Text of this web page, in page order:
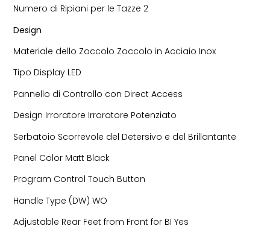
Numero di Ripiani per le Tazze 2
Design
Materiale dello Zoccolo Zoccolo in Acciaio Inox
Tipo Display LED
Pannello di Controllo con Direct Access
Design Irroratore Irroratore Potenziato
Serbatoio Scorrevole del Detersivo e del Brillantante
Panel Color Matt Black
Program Control Touch Button
Handle Type (DW) WO
Adjustable Rear Feet from Front for BI Yes